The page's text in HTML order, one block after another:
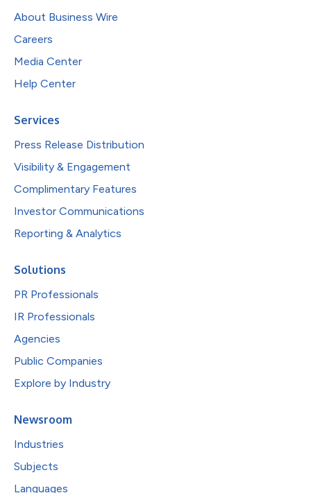
About Business Wire
Careers
Media Center
Help Center
Services
Press Release Distribution
Visibility & Engagement
Complimentary Features
Investor Communications
Reporting & Analytics
Solutions
PR Professionals
IR Professionals
Agencies
Public Companies
Explore by Industry
Newsroom
Industries
Subjects
Languages